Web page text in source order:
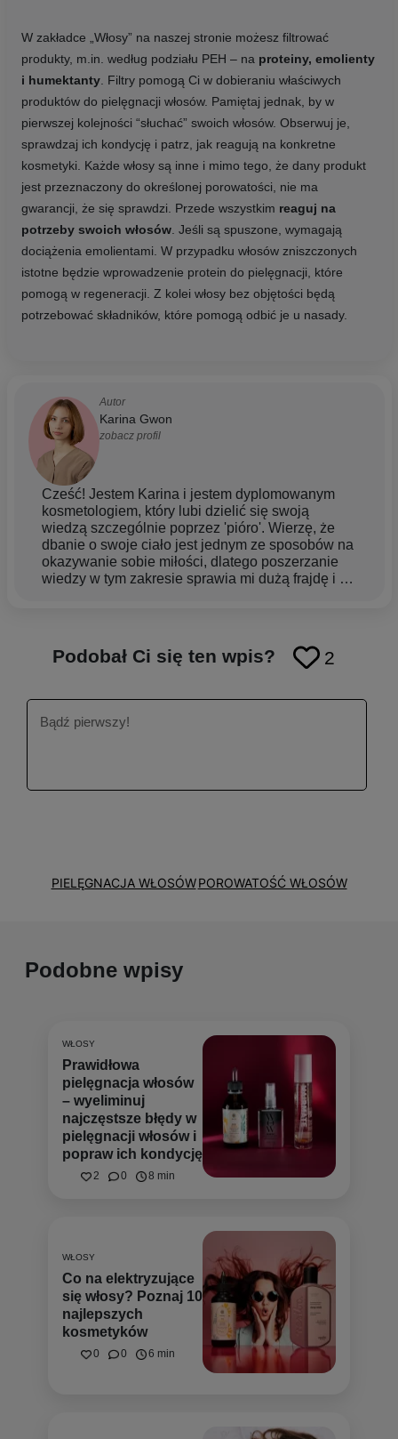
W zakładce „Włosy” na naszej stronie możesz filtrować
produkty, m.in. według podziału PEH – na proteiny, emolienty
i humektanty. Filtry pomogą Ci w dobieraniu właściwych
produktów do pielęgnacji włosów. Pamiętaj jednak, by w
pierwszej kolejności “słuchać” swoich włosów. Obserwuj je,
sprawdzaj ich kondycję i patrz, jak reagują na konkretne
kosmetyki. Każde włosy są inne i mimo tego, że dany produkt
jest przeznaczony do określonej porowatości, nie ma
gwarancji, że się sprawdzi. Przede wszystkim reaguj na
potrzeby swoich włosów. Jeśli są spuszone, wymagają
dociążenia emolientami. W przypadku włosów zniszczonych
istotne będzie wprowadzenie protein do pielęgnacji, które
pomogą w regeneracji. Z kolei włosy bez objętości będą
potrzebować składników, które pomogą odbić je u nasady.
Autor
Karina Gwon
zobacz profil
Cześć! Jestem Karina i jestem dyplomowanym
kosmetologiem, który lubi dzielić się swoją
wiedzą szczególnie poprzez 'pióro'. Wierzę, że
dbanie o swoje ciało jest jednym ze sposobów na
okazywanie sobie miłości, dlatego poszerzanie
wiedzy w tym zakresie sprawia mi dużą frajdę i w
skórą i jej pielęgnacją przekułam w dyplom
studiów kosmetologicznych oraz posiadam
pielęgnacyjny. Cały czas pogłębiam swoją
wiedzę, aby skutecznie pomagać klientom na ich
drodze do zdrowej i pięknej skóry. Moją
Podobał Ci się ten wpis? 2
PIELĘGNACJA WŁOSÓW POROWATOŚĆ WŁOSÓW
Podobne wpisy
WŁOSY
Prawidłowa
pielęgnacja włosów
– wyeliminuj
najczęstsze błędy w
pielęgnacji włosów i
popraw ich kondycję
2 0 8 min
WŁOSY
Co na elektryzujące
się włosy? Poznaj 10
najlepszych
kosmetyków
0 0 6 min